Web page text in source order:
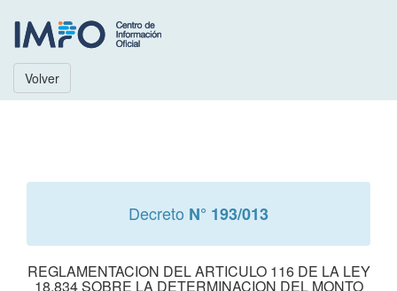
Volver
Decreto N° 193/013
REGLAMENTACION DEL ARTICULO 116 DE LA LEY
18.834 SOBRE LA DETERMINACION DEL MONTO